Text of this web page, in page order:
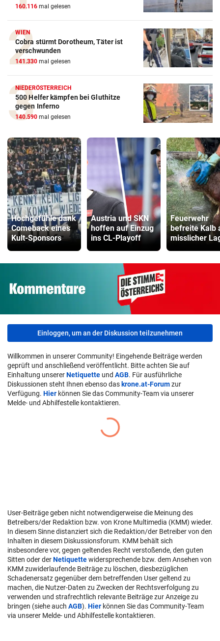
160.116 mal gelesen
WIEN
Cobra stürmt Dorotheum, Täter ist
verschwunden
141.330 mal gelesen
NIEDERÖSTERREICH
500 Helfer kämpfen bei Gluthitze
gegen Inferno
140.590 mal gelesen
Hochgefühle dank
Comeback eines
Kult-Sponsors
Austria und SKN
hoffen auf Einzug
ins CL-Playoff
Feuerwehr
befreite Kalb
misslicher
Einloggen, um an der Diskussion teilzunehmen
Willkommen in unserer Community! Eingehende Beiträge werden
geprüft und anschließend veröffentlicht. Bitte achten Sie auf
Einhaltung unsererNetiquette und AGB. Für ausführliche
Diskussionen steht Ihnen ebenso das krone.at-Forumzur
Verfügung. Hier können Sie das Community-Team via unserer
Melde- und Abhilfestelle kontaktieren.
User-Beiträge geben nicht notwendigerweise die Meinung des
Betreibers/der Redaktion bzw. von Krone Multimedia (KMM) wieder.
In diesem Sinne distanziert sich die Redaktion/der Betreiber von den
Inhalten in diesem Diskussionsforum. KMM behält sich
insbesondere vor, gegen geltendes Recht verstoßende, den guten
Sitten oder derNetiquettewidersprechende bzw. dem Ansehen von
KMM zuwiderlaufende Beiträge zu löschen, diesbezüglichen
Schadenersatz gegenüber dem betreffenden User geltend zu
machen, die Nutzer-Daten zu Zwecken der Rechtsverfolgung zu
verwenden und strafrechtlich relevante Beiträge zur Anzeige zu
bringen (siehe auch AGB). Hier können Sie das Community-Team
via unserer Melde- und Abhilfestelle kontaktieren.